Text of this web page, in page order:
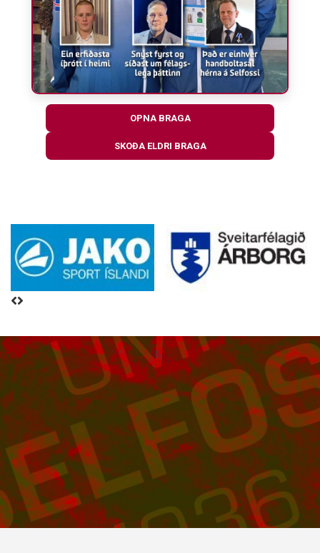
OPNA BRAGA
SKOÐA ELDRI BRAGA